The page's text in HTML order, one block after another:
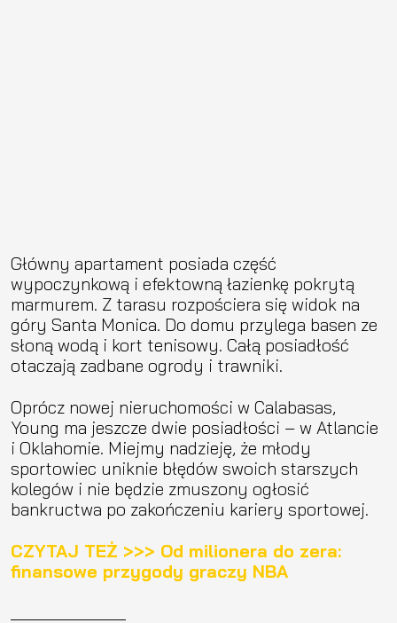
Główny apartament posiada część
wypoczynkową i efektowną łazienkę pokrytą
marmurem. Z tarasu rozpościera się widok na
góry Santa Monica. Do domu przylega basen ze
słoną wodą i kort tenisowy. Całą posiadłość
otaczają zadbane ogrody i trawniki.
Oprócz nowej nieruchomości w Calabasas,
Young ma jeszcze dwie posiadłości – w Atlancie
i Oklahomie. Miejmy nadzieję, że młody
sportowiec uniknie błędów swoich starszych
kolegów i nie będzie zmuszony ogłosić
bankructwa po zakończeniu kariery sportowej.
CZYTAJ TEŻ >>> Od milionera do zera:
finansowe przygody graczy NBA